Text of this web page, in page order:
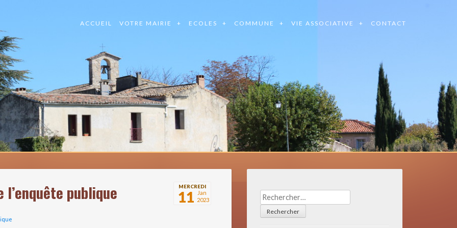
ACCUEIL VOTRE MAIRIE ECOLES COMMUNE VIE ASSOCIATIVE CONTACT
MERCREDI
11
Jan
2023
publique Rechercher :